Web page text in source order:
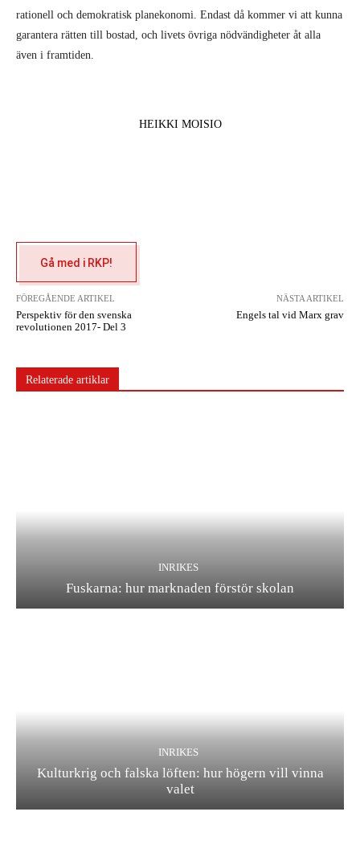
rationell och demokratisk planekonomi. Endast då kommer vi att kunna
garantera rätten till bostad, och livets övriga nödvändigheter åt alla
även i framtiden.
HEIKKI MOISIO
Gå med i RKP!
FÖREGÅENDE ARTIKEL
Perspektiv för den svenska
revolutionen 2017- Del 3
NÄSTA ARTIKEL
Engels tal vid Marx grav
Relaterade artiklar
INRIKES
Fuskarna: hur marknaden förstör skolan
INRIKES
Kulturkrig och falska löften: hur högern vill vinna
valet